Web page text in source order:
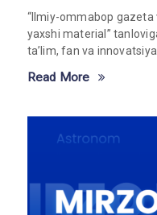
“Ilmiy-ommabop gazeta
yaxshi material”
ta’lim, fan va
Read More